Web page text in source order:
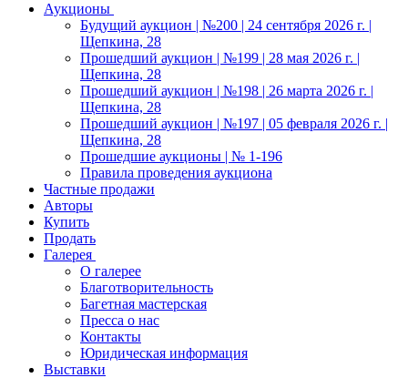
Аукционы
Будущий аукцион | №200 | 24 сентября 2026 г. |
Щепкина, 28
Прошедший аукцион | №199 | 28 мая 2026 г. |
Щепкина, 28
Прошедший аукцион | №198 | 26 марта 2026 г. |
Щепкина, 28
Прошедший аукцион | №197 | 05 февраля 2026 г. |
Щепкина, 28
Прошедшие аукционы | № 1-196
Правила проведения аукциона
Частные продажи
Авторы
Купить
Продать
Галерея
О галерее
Благотворительность
Багетная мастерская
Пресса о нас
Контакты
Юридическая информация
Выставки